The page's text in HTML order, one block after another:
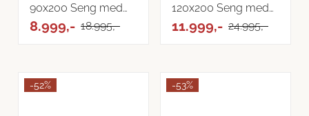
90x200 Seng med
oppbevaring velg ...
8.999,- 18.995,-
120x200 Seng med
oppbevaring velg ...
11.999,- 24.995,-
-52% -53%